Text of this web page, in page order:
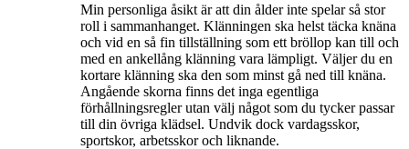
Min personliga åsikt är att din ålder inte spelar så stor
roll i sammanhanget. Klänningen ska helst täcka knäna
och vid en så fin tillställning som ett bröllop kan till och
med en ankellång klänning vara lämpligt. Väljer du en
kortare klänning ska den som minst gå ned till knäna.
Angående skorna finns det inga egentliga
förhållningsregler utan välj något som du tycker passar
till din övriga klädsel. Undvik dock vardagsskor,
sportskor, arbetsskor och liknande.